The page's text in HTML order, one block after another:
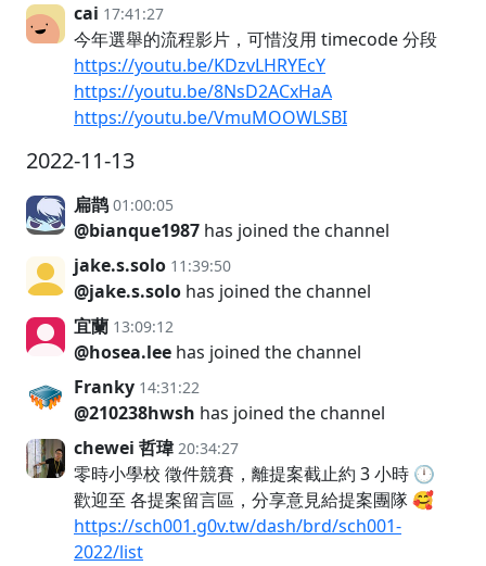
cai 17:41:27
今年選舉的流程影片，可惜沒用 timecode 分段
https://youtu.be/KDzvLHRYEcY
https://youtu.be/8NsD2ACxHaA
https://youtu.be/VmuMOOWLSBI
2022-11-13
扁鹊 01:00:05
@bianque1987 has joined the channel
jake.s.solo 11:39:50
@jake.s.solo has joined the channel
宜蘭 13:09:12
@hosea.lee has joined the channel
Franky 14:31:22
@210238hwsh has joined the channel
chewei 哲瑋 20:34:27
零時小學校 徵件競賽，離提案截止約 3 小時 🕛
歡迎至 各提案留言區，分享意見給提案團隊 🥰
https://sch001.g0v.tw/dash/brd/sch001-
2022/list